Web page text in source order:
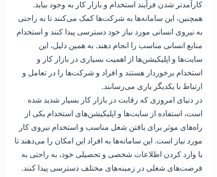
کارآمدتر شدن فرآیند استخدام و بازار کار به وجود بیاید.
همچنین، این سامانه‌ها به شرکت‌ها کمک می‌کنند تا به راحتی
به نیروی انسانی مورد نیاز خود دسترسی پیدا کنند و استخدام
منابع انسانی مناسب را انجام دهند. به همین دلیل، این
سایت‌ها و اپلیکیشن‌ها از اهمیت بسیاری در بازار کار و
استخدام برخوردار هستند و افراد و شرکت‌ها را در تعامل و
ارتباط با یکدیگر یاری می‌رسانند.
در دنیای امروزی که رقابت در بازار کار بسیار شدید شده
است، استفاده از سایت‌ها و اپلیکیشن‌های استخدام یکی از
راه‌های موثر برای یافتن شغل مناسب و استخدام نیروی کار
مورد نیاز است. این سامانه‌ها به افراد این امکان را می‌دهند تا
با وارد کردن اطلاعات شخصی و تحصیلی خود، به راحتی به
فرصت‌های شغلی در زمینه‌های مختلف دسترسی پیدا کنند.